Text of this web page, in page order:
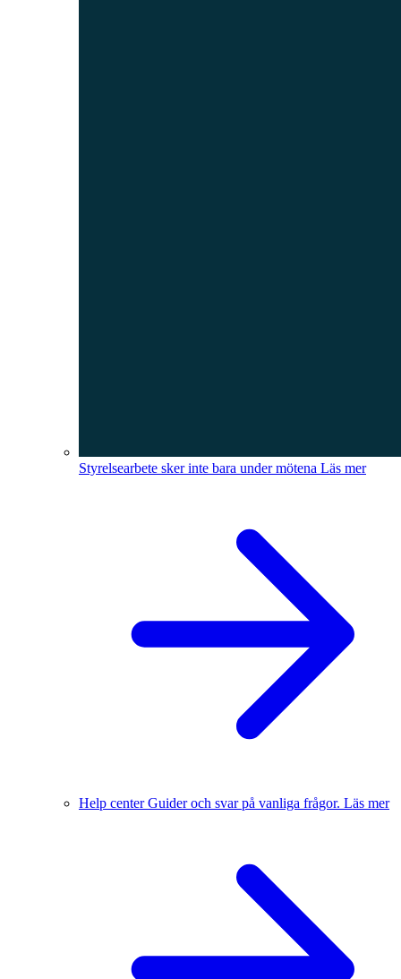
Styrelsearbete sker inte bara under mötena Läs mer
Help centerGuider och svar på vanliga frågor. Läs mer